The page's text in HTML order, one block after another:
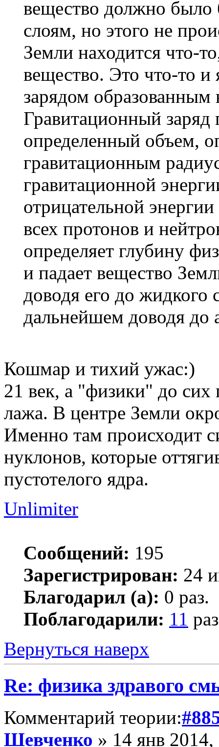
вещество должно было
слоям, но этого не
Земли находится что-
вещество. Это что-то и
зарядом образованным
Гравитационный заряд
определенный объем,
гравитационным
гравитационной
отрицательной
всех протонов и
определяет глубину
и падает вещество
доводя его до жидкого
дальнейшем доводя до
Кошмар и тихий ужас:)
21 век, а "физики" до
лажа. В центре Земли
Именно там происходит
нуклонов, которые
пустотелого ядра.
Unlimiter
Сообщений: 195
Зарегистрирован: 24
Благодарил (а): 0 раз.
Поблагодарили: 11
Вернуться наверх
Re: физика здравого
Комментарий теории:
Шевченко » 14 янв